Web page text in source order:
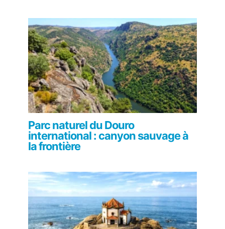
Parc naturel du Douro
international : canyon sauvage à
la frontière